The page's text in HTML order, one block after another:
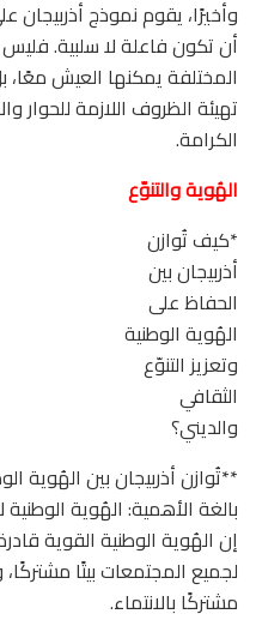
وأخيرًا، يقوم نموذج أذربيجان
أن تكون فاعلة لا سلبية.
المختلفة يمكنها العيش
تهيئة الظروف اللازمة للحوار
الكرامة.
الهُوية والتنوّع
*كيف تُوازن
أذربيجان بين
الحفاظ على
الهُوية الوطنية
وتعزيز التنوّع
الثقافي
والديني؟
**تُوازن أذربيجان بين الهُوية
بالغة الأهمية: الهُوية الوطنية
إن الهُوية الوطنية القوية
لجميع المجتمعات بيتًا
مشتركًا بالانتماء.